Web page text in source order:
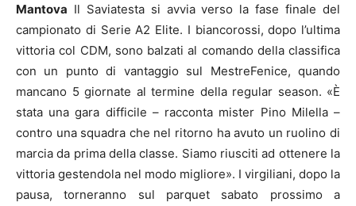
Mantova Il Saviatesta si avvia verso la fase finale del
campionato di Serie A2 Elite. I biancorossi, dopo l’ultima
vittoria col CDM, sono balzati al comando della classifica
con un punto di vantaggio sul MestreFenice, quando
mancano 5 giornate al termine della regular season. «È
stata una gara difficile – racconta mister Pino Milella –
contro una squadra che nel ritorno ha avuto un ruolino di
marcia da prima della classe. Siamo riusciti ad ottenere la
vittoria gestendola nel modo migliore». I virgiliani, dopo la
pausa, torneranno sul parquet sabato prossimo a